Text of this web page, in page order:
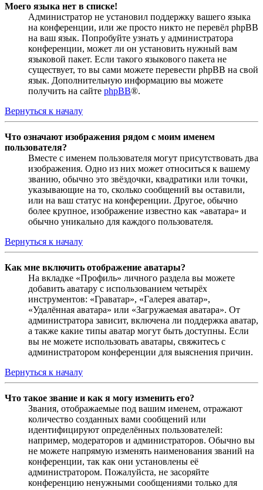
Моего языка нет в списке!
Администратор не установил поддержку вашего языка
на конференции, или же просто никто не перевёл phpBB
на ваш язык. Попробуйте узнать у администратора
конференции, может ли он установить нужный вам
языковой пакет. Если такого языкового пакета не
существует, то вы сами можете перевести phpBB на свой
язык. Дополнительную информацию вы можете
получить на сайте phpBB®.
Вернуться к началу
Что означают изображения рядом с моим именем
пользователя?
Вместе с именем пользователя могут присутствовать два
изображения. Одно из них может относиться к вашему
званию, обычно это звёздочки, квадратики или точки,
указывающие на то, сколько сообщений вы оставили,
или на ваш статус на конференции. Другое, обычно
более крупное, изображение известно как «аватара» и
обычно уникально для каждого пользователя.
Вернуться к началу
Как мне включить отображение аватары?
На вкладке «Профиль» личного раздела вы можете
добавить аватару с использованием четырёх
инструментов: «Граватар», «Галерея аватар»,
«Удалённая аватара» или «Загружаемая аватара». От
администратора зависит, включена ли поддержка аватар,
а также какие типы аватар могут быть доступны. Если
вы не можете использовать аватары, свяжитесь с
администратором конференции для выяснения причин.
Вернуться к началу
Что такое звание и как я могу изменить его?
Звания, отображаемые под вашим именем, отражают
количество созданных вами сообщений или
идентифицируют определённых пользователей:
например, модераторов и администраторов. Обычно вы
не можете напрямую изменять наименования званий на
конференции, так как они установлены её
администратором. Пожалуйста, не засоряйте
конференцию ненужными сообщениями только для